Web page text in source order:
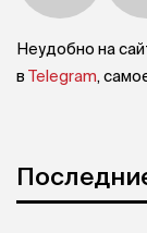
Неудобно на
в Telegram,